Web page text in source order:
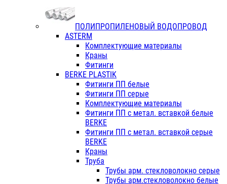
ПОЛИПРОПИЛЕНОВЫЙ ВОДОПРОВОД
ASTERM
Комплектующие материалы
Краны
Фитинги
BERKE PLASTIK
Фитинги ПП белые
Фитинги ПП серые
Комплектующие материалы
Фитинги ПП с метал. вставкой белые
BERKE
Фитинги ПП с метал. вставкой серые
BERKE
Краны
Труба
Трубы арм. стекловолокно серые
Трубы арм.стекловолокно белые